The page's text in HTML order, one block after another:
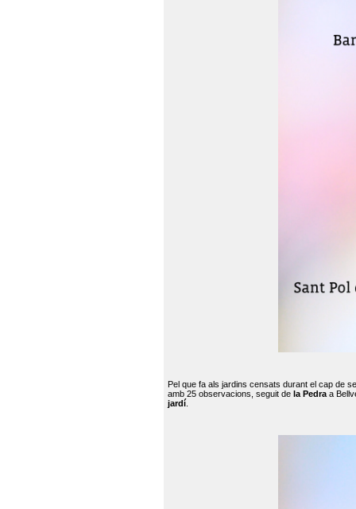
Pel que fa als jardins censats durant el cap de
amb 25 observacions, seguit de la Pedra a
jardí